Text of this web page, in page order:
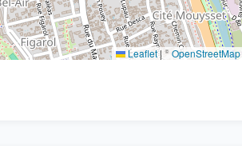
Leaflet|©OpenStreetMap